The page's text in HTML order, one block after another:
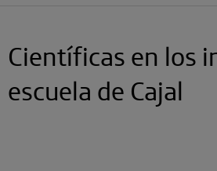
Científicas en los
escuela de Cajal